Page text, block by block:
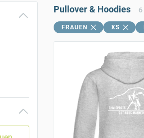
Pullover & Hoodies 6
FRAUEN XS